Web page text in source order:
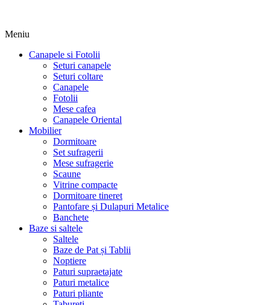
Meniu
Canapele si Fotolii
Seturi canapele
Seturi coltare
Canapele
Fotolii
Mese cafea
Canapele Oriental
Mobilier
Dormitoare
Set sufragerii
Mese sufragerie
Scaune
Vitrine compacte
Dormitoare tineret
Pantofare și Dulapuri Metalice
Banchete
Baze si saltele
Saltele
Baze de Pat și Tablii
Noptiere
Paturi supraetajate
Paturi metalice
Paturi pliante